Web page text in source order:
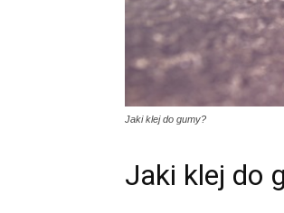
Jaki klej do gumy?
Jaki klej do